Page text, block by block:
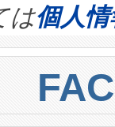
AI
battery
のAI
運転、
は、
、これ
トルに
ーゲッ
は個人